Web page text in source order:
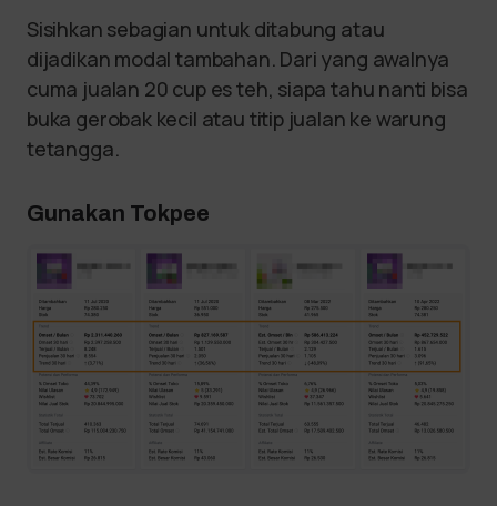
Sisihkan sebagian untuk ditabung atau
dijadikan modal tambahan. Dari yang awalnya
cuma jualan 20 cup es teh, siapa tahu nanti bisa
buka gerobak kecil atau titip jualan ke warung
tetangga.
Gunakan Tokpee